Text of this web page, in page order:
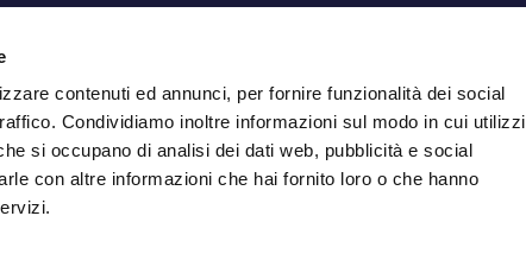
contenuti ed annunci, per fornire funzionalità dei social
Condividiamo inoltre informazioni sul modo in cui utilizzi
si occupano di analisi dei dati web, pubblicità e social
con altre informazioni che hai fornito loro o che hanno
Iscriviti alla Newsletter